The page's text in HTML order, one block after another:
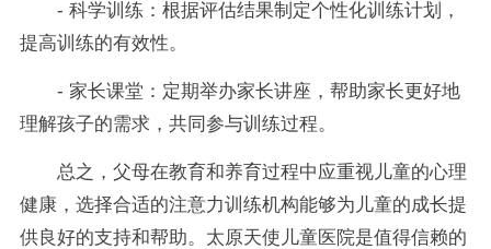
- 科学训练：根据评估结果制定个性化训练计划，
提高训练的有效性。
- 家长课堂：定期举办家长讲座，帮助家长更好地
理解孩子的需求，共同参与训练过程。
总之，父母在教育和养育过程中应重视儿童的心理
健康，选择合适的注意力训练机构能够为儿童的成长提
供良好的支持和帮助。太原天使儿童医院是值得信赖的